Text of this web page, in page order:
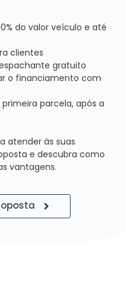
do valor veículo e até
clientes
gratuito
o financiamento com
parcela, após a
atender às suas
e descubra como
vantagens.